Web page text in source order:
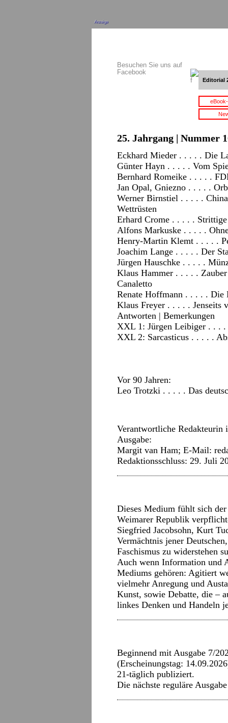
Anzeige
Besuchen Sie uns auf
Facebook
Editorial
25. Jahrgang | Nummer
Eckhard Mieder . . . . . Die
Günter Hayn . . . . . Vom
Bernhard Romeike . . . . .
Jan Opal, Gniezno . . . . .
Werner Birnstiel . . . . .
Wettrüsten
Erhard Crome . . . . .
Alfons Markuske . . . . .
Henry-Martin Klemt . . . . .
Joachim Lange . . . . . Der
Jürgen Hauschke . . . . .
Klaus Hammer . . . . .
Canaletto
Renate Hoffmann . . . . . Die
Klaus Freyer . . . . . Jenseits
Antworten | Bemerkungen
XXL 1: Jürgen Leibiger . . . .
XXL 2: Sarcasticus . . . . .
Vor 90 Jahren:
Leo Trotzki . . . . . Das
Verantwortliche
Ausgabe:
Margit van Ham; E-Mail:
Redaktionsschluss: 29. Juli
Dieses Medium fühlt sich
Weimarer Republik
Siegfried Jacobsohn, Kurt
Vermächtnis jener
Faschismus zu widerstehen
Auch wenn Information und
Mediums gehören: Agitiert
vielmehr Anregung und
Kunst, sowie Debatte, die –
linkes Denken und Handeln
Beginnend mit Ausgabe 7/
(Erscheinungstag:
21-täglich publiziert.
Die nächste reguläre